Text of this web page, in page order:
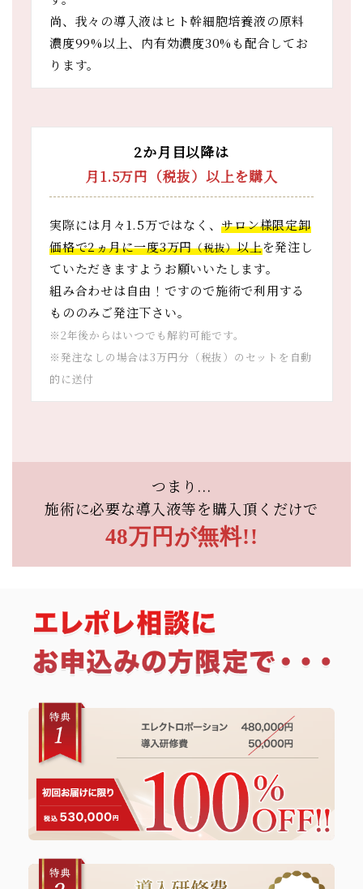
尚、我々の導入液はヒト幹細胞培養液の原料
濃度99%以上、内有効濃度30%も配合してお
ります。
2か月目以降は
月1.5万円（税抜）以上を購入
実際には月々1.5万ではなく、サロン様限定卸
価格で2ヵ月に一度3万円（税抜）以上を発注し
ていただきますようお願いいたします。
組み合わせは自由！ですので施術で利用する
もののみご発注下さい。
※2年後からはいつでも解約可能です。
※発注なしの場合は3万円分（税抜）のセットを自動
的に送付
つまり...
施術に必要な導入液等を購入頂くだけで
48万円が無料!!